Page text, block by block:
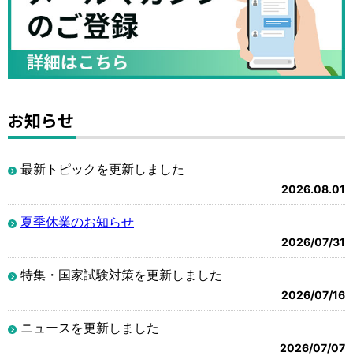
お知らせ
最新トピックを更新しました
2026.08.01
夏季休業のお知らせ
2026/07/31
特集・国家試験対策を更新しました
2026/07/16
ニュースを更新しました
2026/07/07